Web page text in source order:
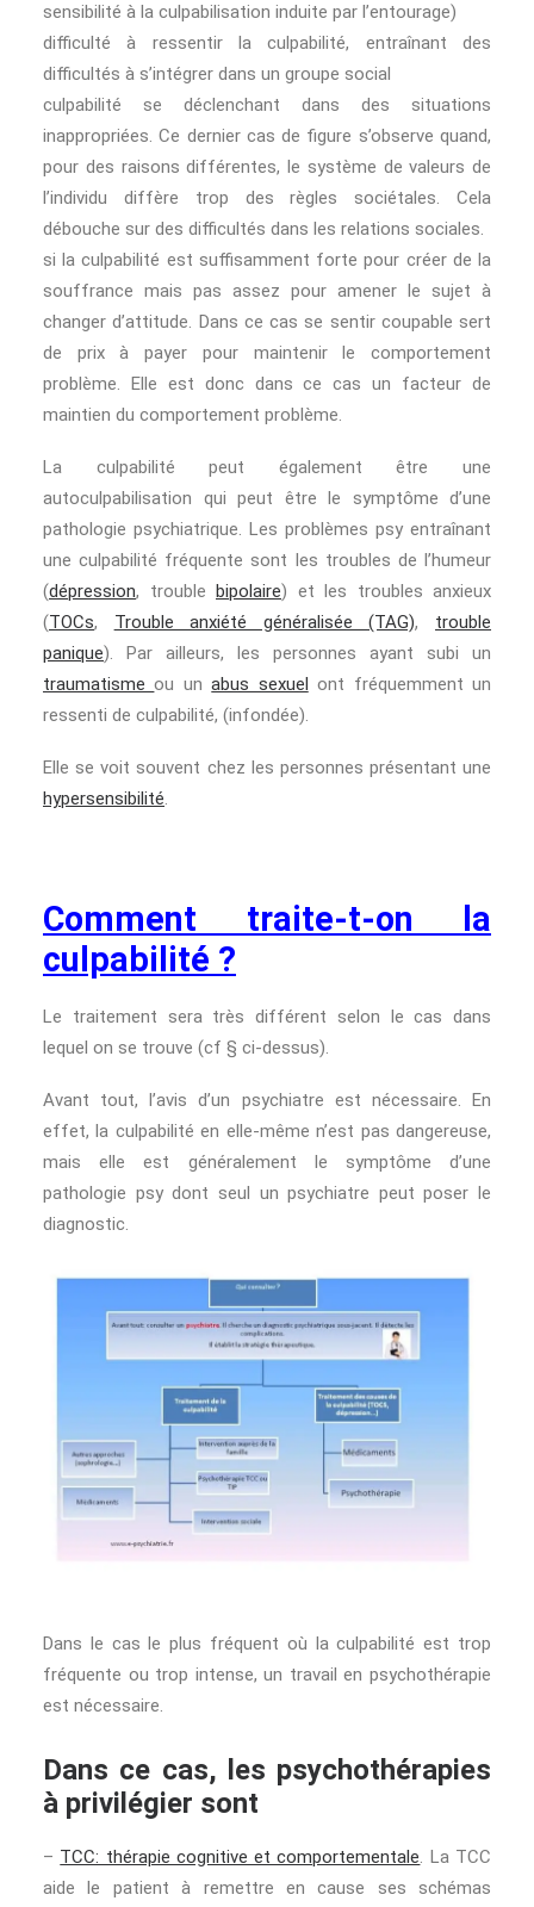
sensibilité à la culpabilisation induite par l’entourage)
difficulté à ressentir la culpabilité, entraînant des
difficultés à s’intégrer dans un groupe social
culpabilité se déclenchant dans des situations
inappropriées. Ce dernier cas de figure s’observe quand,
pour des raisons différentes, le système de valeurs de
l’individu diffère trop des règles sociétales. Cela
débouche sur des difficultés dans les relations sociales.
si la culpabilité est suffisamment forte pour créer de la
souffrance mais pas assez pour amener le sujet à
changer d’attitude. Dans ce cas se sentir coupable sert
de prix à payer pour maintenir le comportement
problème. Elle est donc dans ce cas un facteur de
maintien du comportement problème.
La culpabilité peut également être une
autoculpabilisation qui peut être le symptôme d’une
pathologie psychiatrique. Les problèmes psy entraînant
une culpabilité fréquente sont les troubles de l’humeur
(dépression, trouble bipolaire) et les troubles anxieux
(TOCs, Trouble anxiété généralisée (TAG), trouble
panique). Par ailleurs, les personnes ayant subi un
traumatismeou unabus sexuel ont fréquemment un
ressenti de culpabilité, (infondée).
Elle se voit souvent chez les personnes présentant une
hypersensibilité.
Comment traite-t-on la
culpabilité ?
Le traitement sera très différent selon le cas dans
lequel on se trouve (cf § ci-dessus).
Avant tout, l’avis d’un psychiatre est nécessaire. En
effet, la culpabilité en elle-même n’est pas dangereuse,
mais elle est généralement le symptôme d’une
pathologie psy dont seul un psychiatre peut poser le
diagnostic.
Dans le cas le plus fréquent où la culpabilité est trop
fréquente ou trop intense, un travail en psychothérapie
est nécessaire.
Dans ce cas, les psychothérapies
à privilégier sont
– TCC: thérapie cognitive et comportementale. La TCC
aide le patient à remettre en cause ses schémas